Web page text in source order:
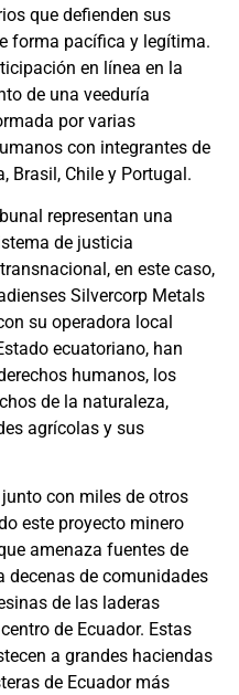
que defienden sus
forma pacífica y legítima.
en línea en la
de una veeduría
por varias
con integrantes de
Brasil, Chile y Portugal.
representan una
de justicia
en este caso,
Silvercorp Metals
su operadora local
ecuatoriano, han
humanos, los
de la naturaleza,
agrícolas y sus
con miles de otros
este proyecto minero
amenaza fuentes de
decenas de comunidades
de las laderas
de Ecuador. Estas
a grandes haciendas
de Ecuador más